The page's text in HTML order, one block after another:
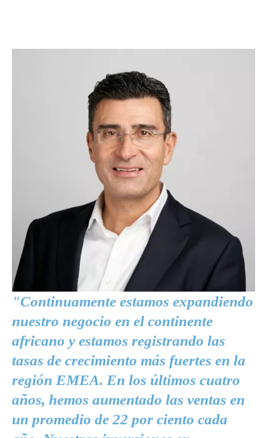
"Continuamente estamos expandiendo
nuestro negocio en el continente
africano y estamos registrando las
tasas de crecimiento más fuertes en la
región EMEA. En los últimos cuatro
años, hemos aumentado las ventas en
un promedio de 22 por ciento cada